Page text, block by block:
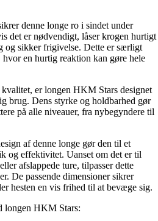
denne longe ro i sindet under
det er nødvendigt, låser krogen hurtigt
og sikker frigivelse. Dette er særligt
en hurtig reaktion kan gøre hele
er longen HKM Stars designet
brug. Dens styrke og holdbarhed gør
på alle niveauer, fra nybegyndere til
af denne longe gør den til et
og effektivitet. Uanset om det er til
afslappede ture, tilpasser dette
De passende dimensioner sikrer
hesten en vis frihed til at bevæge sig.
longen HKM Stars: